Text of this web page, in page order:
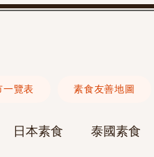
日本素食 泰國素食
覽表 素食友善地圖